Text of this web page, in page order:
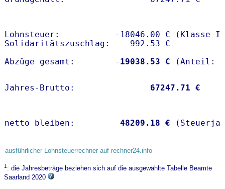
Lohnsteuer:           -18046.00 € (Klasse I)
Solidaritätszuschlag: -  992.53 €
Abzüge gesamt:        - 19038.53 €
Jahres-Brutto: 67247.71 €
netto bleiben: 48209.18 €
ausführlicher Lohnsteuerrechner auf rechner24.info
1: die Jahresbeträge beziehen sich auf die ausgewählte Tabelle Beamte
Saarland 2020